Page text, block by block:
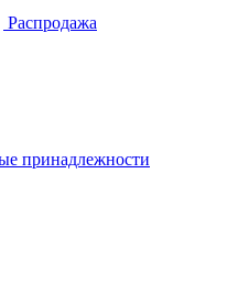
Распродажа
принадлежности